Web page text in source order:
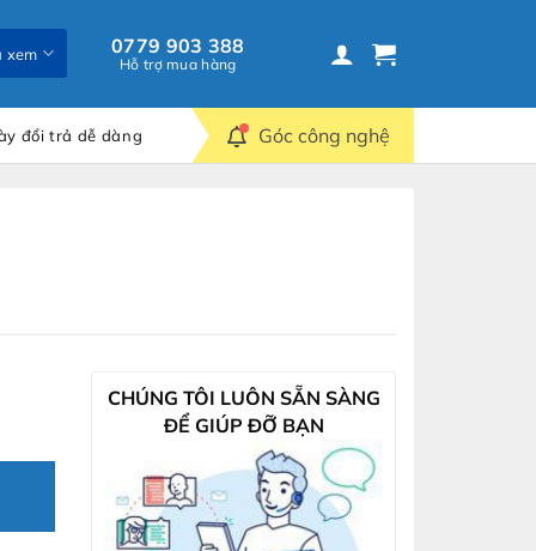
xem 0779 903 388
Hỗ trợ mua hàng
đổi trả dễ dàng Góc công nghệ
CHÚNG TÔI LUÔN SẴN SÀNG
ĐỂ GIÚP ĐỠ BẠN